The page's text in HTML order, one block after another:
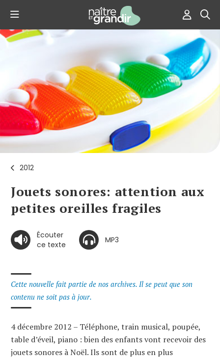
2012
Jouets sonores: attention aux
petites oreilles fragiles
Écouter
ce texte
MP3
Cette nouvelle fait partie de nos archives. Il se peut que son
contenu ne soit pas à jour.
4 décembre 2012 – Téléphone, train musical, poupée,
table d’éveil, piano : bien des enfants vont recevoir des
jouets sonores à Noël. Ils sont de plus en plus